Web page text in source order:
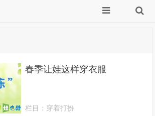
春季让娃这样穿衣服
栏目： 穿着打扮